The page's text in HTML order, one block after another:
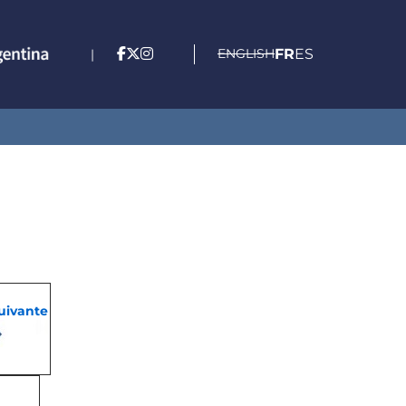
| ENGLISHFRES